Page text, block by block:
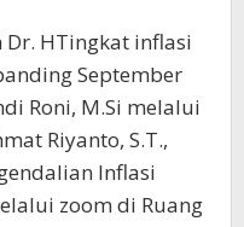
HTingkat inflasi
September
Roni, M.Si melalui
Riyanto, S.T.,
Inflasi
zoom di Ruang